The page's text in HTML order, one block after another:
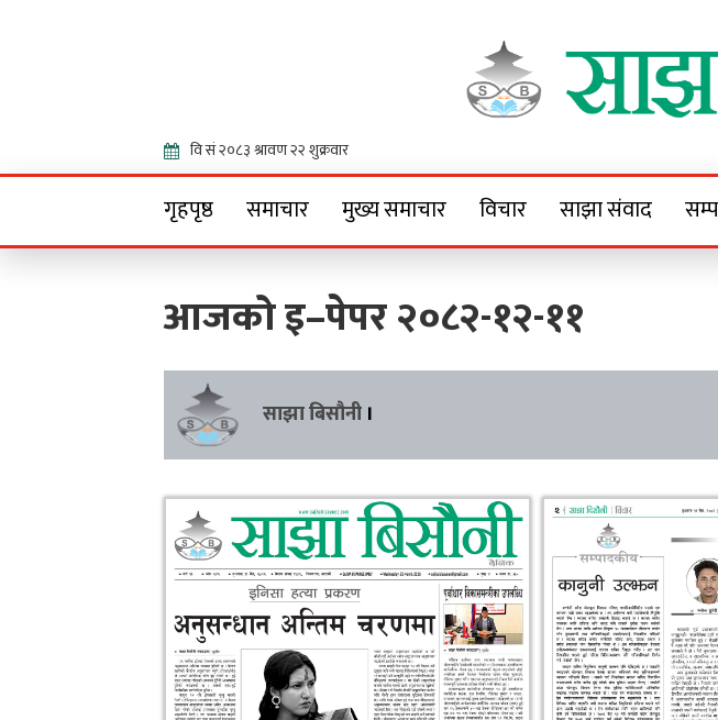
Sajha
गृहपृष्ठ समाचार मुख्य समाचार विचार साझा संवाद
आजको इ–पेपर २०८२-१२-११
साझा बिसौनी ।